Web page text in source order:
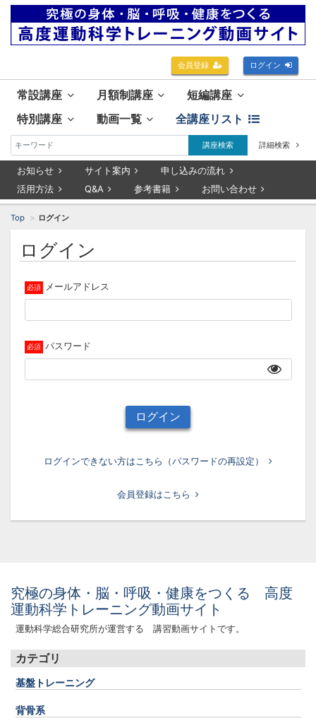
会員登録 ログイン
常設講座 月額制講座
短編講座
特別講座
動画一覧 全講座リスト
講座検索 詳細検索
お知らせ サイト案内
申し込みの流れ
活用方法
Q&A 参考書籍 お問い合わせ
Top ログイン
ログイン
メールアドレス
パスワード
ログイン
ログインできない方はこちら（パスワードの再設定）
会員登録はこちら
究極の身体・脳・呼吸・健康をつくる 高度
運動科学トレーニング動画サイト
運動科学総合研究所が運営する 講習動画サイトです。
カテゴリ
基盤トレーニング
背骨系